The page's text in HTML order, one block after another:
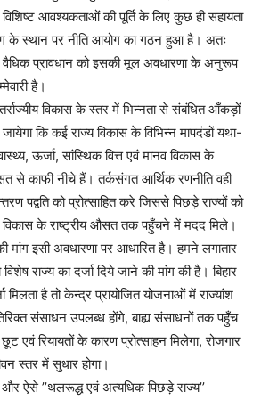
आवश्यकताओं की पूर्ति के लिए कुछ ही सहायता
के स्थान पर नीति आयोग का गठन हुआ है। अतः
वैधिक प्रावधान को इसकी मूल अवधारणा के अनुरूप
है।
विकास के स्तर में भिन्नता से संबंधित आँकड़ों
जायेगा कि कई राज्य विकास के विभिन्न मापदंडों यथा-
ऊर्जा, सांस्थिक वित्त एवं मानव विकास के
से काफी नीचे हैं। तर्कसंगत आर्थिक रणनीति वही
पद्वति को प्रोत्साहित करे जिससे पिछड़े राज्यों को
विकास के राष्ट्रीय औसत तक पहुँचने में मदद मिले।
मांग इसी अवधारणा पर आधारित है। हमने लगातार
राज्य का दर्जा दिये जाने की मांग की है। बिहार
मिलता है तो केन्द्र प्रायोजित योजनाओं में राज्यांश
संसाधन उपलब्ध होंगे, बाह्य संसाधनों तक पहुँच
एवं रियायतों के कारण प्रोत्साहन मिलेगा, रोजगार
स्तर में सुधार होगा।
ऐसे ’’थलरूद्ध एवं अत्यधिक पिछड़े राज्य’’